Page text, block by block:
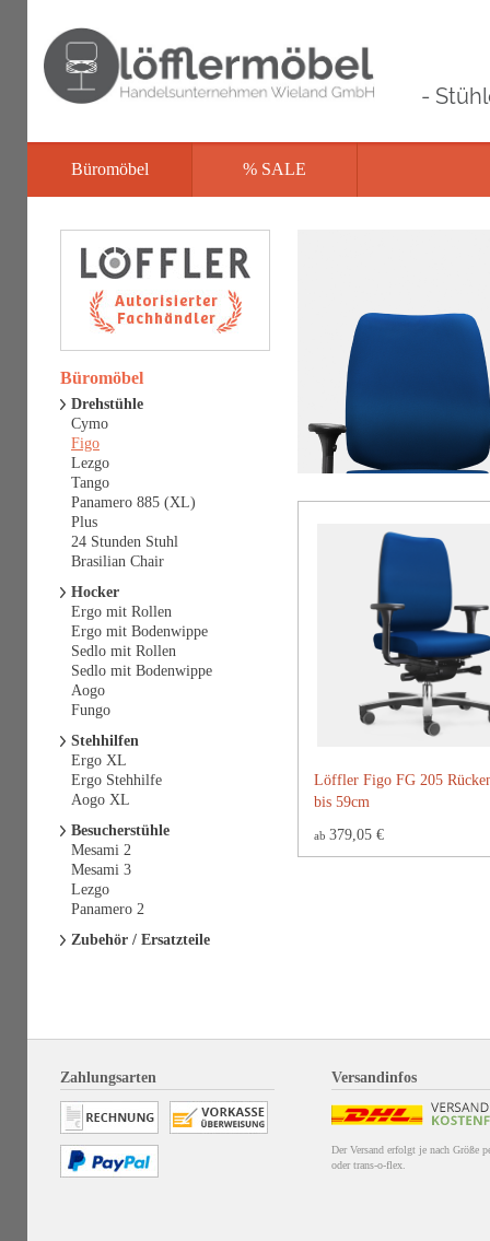
-
Büromöbel % SALE
Löffler Figo FG 205
bis 59cm
ab 379,05 €
Büromöbel
Drehstühle
Cymo
Figo
Lezgo
Tango
Panamero 885 (XL)
Plus
24 Stunden Stuhl
Brasilian Chair
Hocker
Ergo mit Rollen
Ergo mit Bodenwippe
Sedlo mit Rollen
Sedlo mit Bodenwippe
Aogo
Fungo
Stehhilfen
Ergo XL
Ergo Stehhilfe
Aogo XL
Besucherstühle
Mesami 2
Mesami 3
Lezgo
Panamero 2
Zubehör / Ersatzteile
Zahlungsarten Versandinfos
Der Versand erfolgt je nach Größe
oder trans-o-flex.